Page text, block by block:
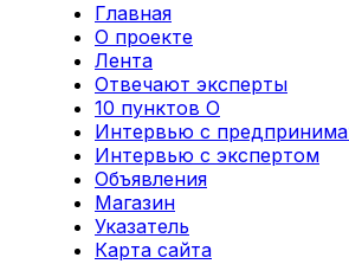
Главная
О проекте
Лента
Отвечают эксперты
10 пунктов О
Интервью с
Интервью с экспертом
Объявления
Магазин
Указатель
Карта сайта